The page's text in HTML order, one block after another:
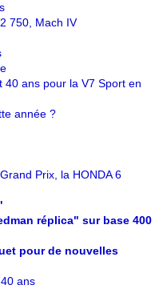
750, Mach IV
ans pour la V7 Sport en
année ?
Prix, la HONDA 6
réplica" sur base 400
pour de nouvelles
ans